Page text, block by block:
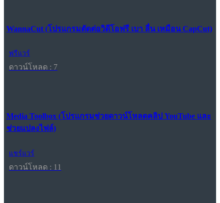
WannaCut (โปรแกรมตัดต่อวิดีโอฟรี เบา ลื่น เหมือน CapCut)
ฟรีแวร์
ดาวน์โหลด : 7
Media Toolbox (โปรแกรมช่วยดาวน์โหลดคลิป YouTube และ
ช่วยแปลงไฟล์)
แชร์แวร์
ดาวน์โหลด : 11